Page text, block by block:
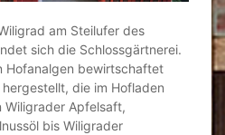
am Steilufer des
sich die Schlossgärtnerei.
Hofanalgen bewirtschaftet
die im Hofladen
Wiligrader Apfelsaft,
bis Wiligrader